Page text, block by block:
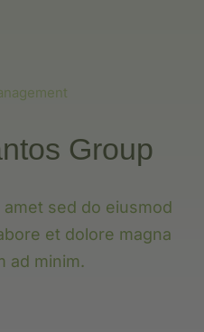
Group
sed do eiusmod
et dolore magna
ad minim.